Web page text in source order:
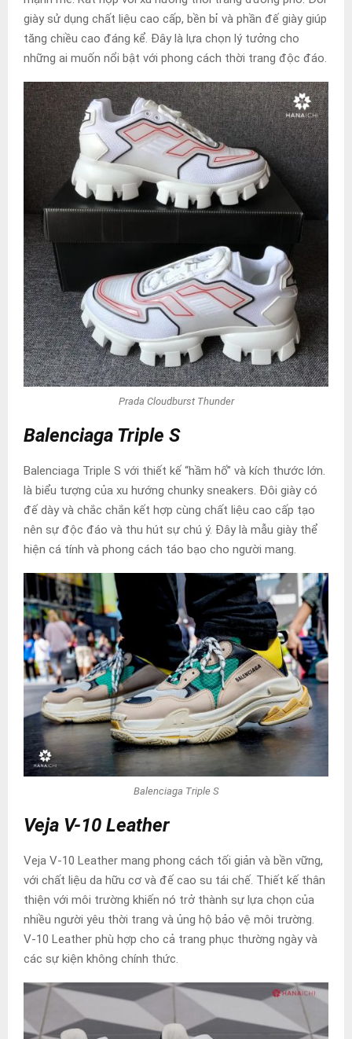
giày sử dụng chất liệu cao cấp, bền bỉ và phần đế giày giúp
tăng chiều cao đáng kể. Đây là lựa chọn lý tưởng cho
những ai muốn nổi bật với phong cách thời trang độc đáo.
Prada Cloudburst Thunder
Balenciaga Triple S
Balenciaga Triple S với thiết kế “hầm hố” và kích thước lớn.
là biểu tượng của xu hướng chunky sneakers. Đôi giày có
đế dày và chắc chắn kết hợp cùng chất liệu cao cấp tạo
nên sự độc đáo và thu hút sự chú ý. Đây là mẫu giày thể
hiện cá tính và phong cách táo bạo cho người mang.
Balenciaga Triple S
Veja V-10 Leather
Veja V-10 Leather mang phong cách tối giản và bền vững,
với chất liệu da hữu cơ và đế cao su tái chế. Thiết kế thân
thiện với môi trường khiến nó trở thành sự lựa chọn của
nhiều người yêu thời trang và ủng hộ bảo vệ môi trường.
V-10 Leather phù hợp cho cả trang phục thường ngày và
các sự kiện không chính thức.